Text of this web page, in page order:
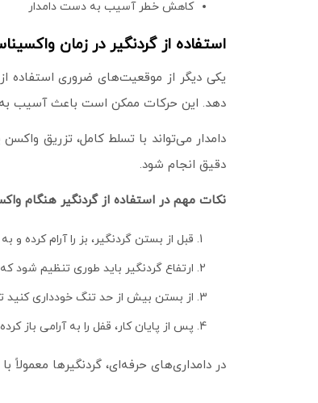
کاهش خطر آسیب به دست دامدار
استفاده از گردنگیر در زمان
یکی دیگر از موقعیت‌های ضروری استفاده
دهد. این حرکات ممکن است باعث آسیب به
دامدار می‌تواند با تسلط کامل، تزریق
دقیق انجام شود.
نکات مهم در استفاده از گردنگیر هنگام
قبل از بستن گردنگیر، بز را آرام کرده
ارتفاع گردنگیر باید طوری تنظیم شود
از بستن بیش از حد تنگ خودداری کنید
پس از پایان کار، قفل را به‌ آرامی باز کرده
در دامداری‌های حرفه‌ای، گردنگیرها